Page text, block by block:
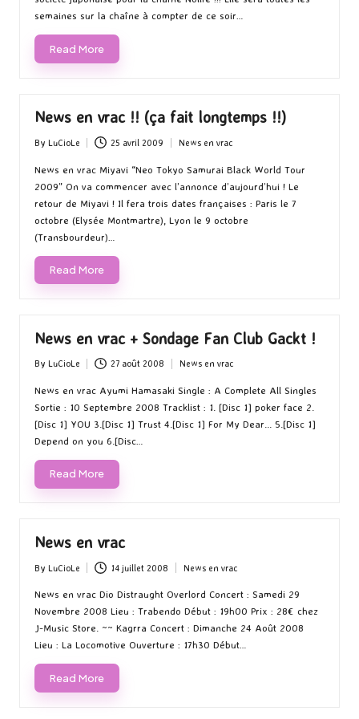
semaines sur la chaîne à compter de ce soir…
Read More
News en vrac !! (ça fait longtemps !!)
Posted
by
By LuCioLe 25 avril 2009
Posted
News en vrac
News en vrac Miyavi “Neo Tokyo Samurai Black World Tour
2009” On va commencer avec l’annonce d’aujourd’hui ! Le
retour de Miyavi ! Il fera trois dates françaises : Paris le 7
octobre (Elysée Montmartre), Lyon le 9 octobre
(Transbourdeur)…
Read More
News en vrac + Sondage Fan Club Gackt !
Posted
by
By LuCioLe 27 août 2008
in
News en vrac
News en vrac Ayumi Hamasaki Single : A Complete All Singles
Sortie : 10 Septembre 2008 Tracklist : 1. [Disc 1] poker face 2.
[Disc 1] YOU 3.[Disc 1] Trust 4.[Disc 1] For My Dear... 5.[Disc 1]
Depend on you 6.[Disc…
Read More
News en vrac
Posted
by
By LuCioLe 14 juillet 2008
Posted
in
News en vrac
News en vrac Dio Distraught Overlord Concert : Samedi 29
Novembre 2008 Lieu : Trabendo Début : 19h00 Prix : 28€ chez
J-Music Store. ~~ Kagrra Concert : Dimanche 24 Août 2008
Lieu : La Locomotive Ouverture : 17h30 Début…
Read More